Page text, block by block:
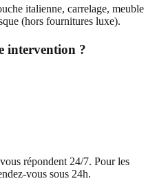
italienne, carrelage, meuble
(hors fournitures luxe).
intervention ?
répondent 24/7. Pour les
vous sous 24h.